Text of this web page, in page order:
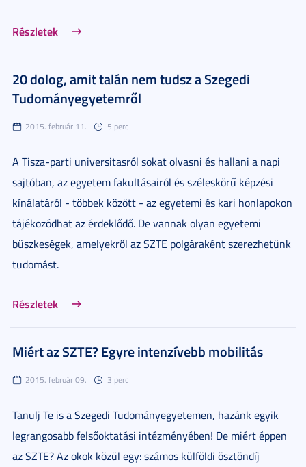
Részletek
20 dolog, amit talán nem tudsz a Szegedi
Tudományegyetemről
2015. február 11. 5 perc
A Tisza-parti universitasról sokat olvasni és hallani a napi
sajtóban, az egyetem fakultásairól és széleskörű képzési
kínálatáról - többek között - az egyetemi és kari honlapokon
tájékozódhat az érdeklődő. De vannak olyan egyetemi
büszkeségek, amelyekről az SZTE polgáraként szerezhetünk
tudomást.
Részletek
Miért az SZTE? Egyre intenzívebb mobilitás
2015. február 09. 3 perc
Tanulj Te is a Szegedi Tudományegyetemen, hazánk egyik
legrangosabb felsőoktatási intézményében! De miért éppen
az SZTE? Az okok közül egy: számos külföldi ösztöndíj